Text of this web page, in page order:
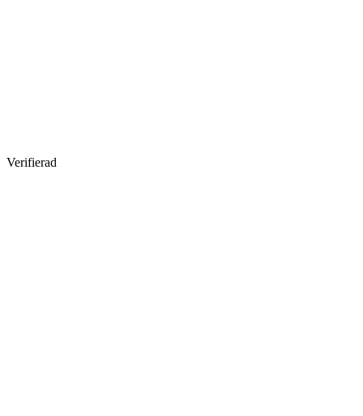
Verifierad